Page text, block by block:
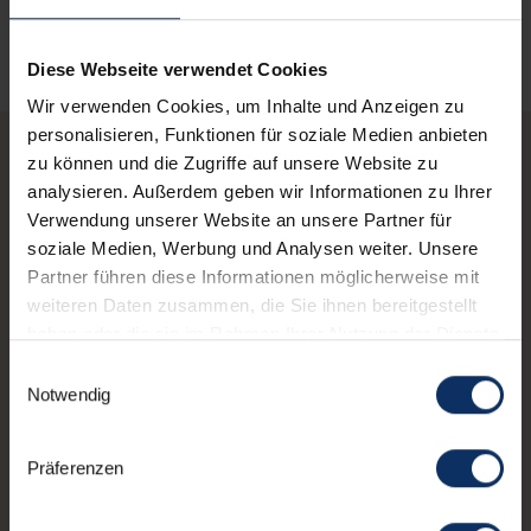
Diese Webseite verwendet Cookies
Wir verwenden Cookies, um Inhalte und Anzeigen zu
personalisieren, Funktionen für soziale Medien anbieten
zu können und die Zugriffe auf unsere Website zu
analysieren. Außerdem geben wir Informationen zu Ihrer
Verwendung unserer Website an unsere Partner für
soziale Medien, Werbung und Analysen weiter. Unsere
Partner führen diese Informationen möglicherweise mit
weiteren Daten zusammen, die Sie ihnen bereitgestellt
Notwendig
Präferenzen
Diese Shops könnten
dir auch interessieren
scheduleJETZT GESCHLOSSEN